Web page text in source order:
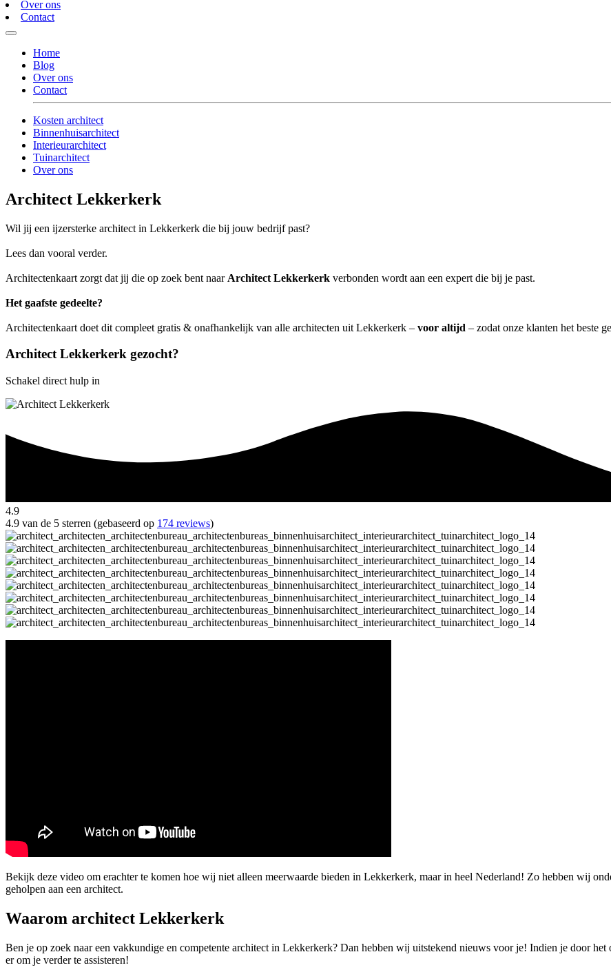
Over ons
Contact
Home
Blog
Over ons
Contact
Kosten architect
Binnenhuisarchitect
Interieurarchitect
Tuinarchitect
Over ons
Architect Lekkerkerk
Wil jij een ijzersterke architect in Lekkerkerk die bij jouw bedrijf past?
Lees dan vooral verder.
Architectenkaart zorgt dat jij die op zoek bent naar Architect Lekkerkerk verbonden wordt aan een expert die bij je past.
Het gaafste gedeelte?
Architectenkaart doet dit compleet gratis & onafhankelijk van alle architecten uit Lekkerkerk – voor altijd – zodat onze klanten het beste
Architect Lekkerkerk gezocht?
Schakel direct hulp in
4.9
4.9 van de 5 sterren (gebaseerd op 174 reviews)
Bekijk deze video om erachter te komen hoe wij niet alleen meerwaarde bieden in Lekkerkerk, maar in heel Nederland! Zo hebben wij
geholpen aan een architect.
Waarom architect Lekkerkerk
Ben je op zoek naar een vakkundige en competente architect in Lekkerkerk? Dan hebben wij uitstekend nieuws voor je! Indien je door
er om je verder te assisteren!